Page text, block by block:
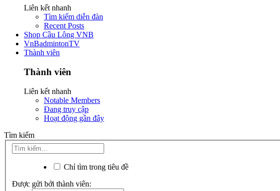
Liên kết nhanh
Tìm kiếm diễn đàn
Recent Posts
Shop Cầu Lông VNB
VnBadmintonTV
Thành viên
Thành viên
Liên kết nhanh
Notable Members
Đang truy cập
Hoạt động gần đây
Tìm kiếm
Chỉ tìm trong tiêu đề
Được gửi bởi thành viên: